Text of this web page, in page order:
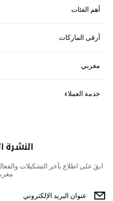
أهم الفئات
أرقى الماركات
مغربي
خدمة العملاء
النشرة
ابقَ على اطلاع بآخر التشكيلات